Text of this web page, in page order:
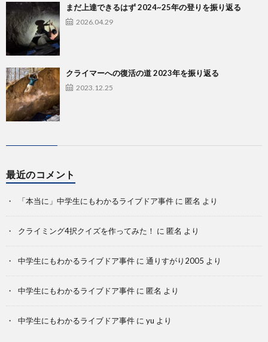
まだ上達できるはず 2024~25年の登りを振り返る
2026.04.29
クライマーへの復活の道 2023年を振り返る
2023.12.25
最近のコメント
「本当に」中学生にもわかるライブドア事件 に 匿名 より
クライミング4択クイズを作ってみた！ に 匿名 より
中学生にもわかるライブドア事件 に 通りすがり2005 より
中学生にもわかるライブドア事件 に 匿名 より
中学生にもわかるライブドア事件 に yu より